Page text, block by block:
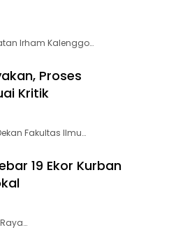
Irham Kalenggo…
Proses
Kritik
Fakultas Ilmu…
19 Ekor Kurban